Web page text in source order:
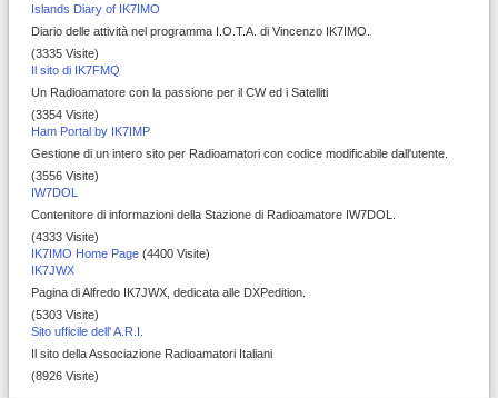
Islands Diary of IK7IMO
Diario delle attività nel programma I.O.T.A. di Vincenzo IK7IMO.
(3335 Visite)
Il sito di IK7FMQ
Un Radioamatore con la passione per il CW ed i Satelliti
(3354 Visite)
Ham Portal by IK7IMP
Gestione di un intero sito per Radioamatori con codice modificabile dall'utente.
(3556 Visite)
IW7DOL
Contenitore di informazioni della Stazione di Radioamatore IW7DOL.
(4333 Visite)
IK7IMO Home Page (4400 Visite)
IK7JWX
Pagina di Alfredo IK7JWX, dedicata alle DXPedition.
(5303 Visite)
Sito ufficile dell' A.R.I.
Il sito della Associazione Radioamatori Italiani
(8926 Visite)